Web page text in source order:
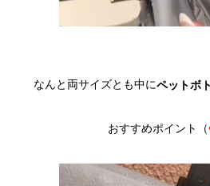
なんと両サイズとも中にペットボ
おすすめポイント（